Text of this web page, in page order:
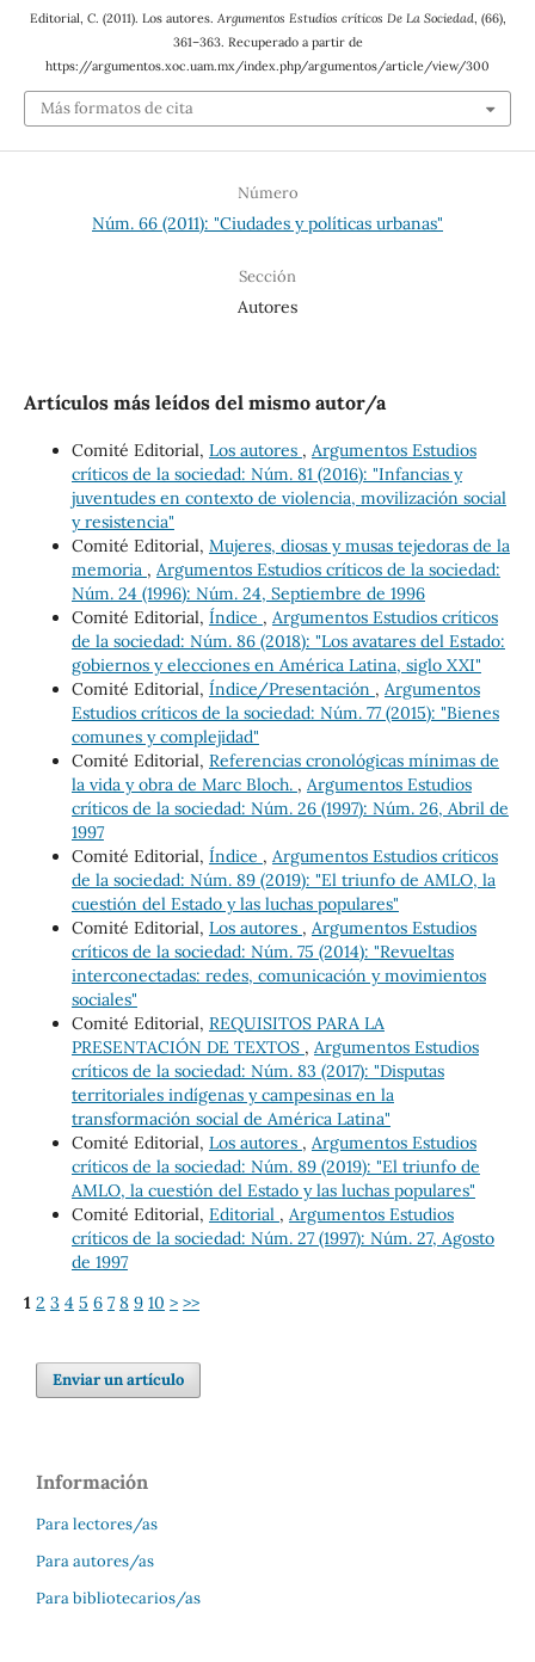
Editorial, C. (2011). Los autores. Argumentos Estudios críticos De La Sociedad, (66),
361–363. Recuperado a partir de
https://argumentos.xoc.uam.mx/index.php/argumentos/article/view/300
Más formatos de cita
Número
Núm. 66 (2011): "Ciudades y políticas urbanas"
Sección
Autores
Artículos más leídos del mismo autor/a
Comité Editorial, Los autores , Argumentos Estudios
críticos de la sociedad: Núm. 81 (2016): "Infancias y
juventudes en contexto de violencia, movilización social
y resistencia"
Comité Editorial, Mujeres, diosas y musas tejedoras de la
memoria , Argumentos Estudios críticos de la sociedad:
Núm. 24 (1996): Núm. 24, Septiembre de 1996
Comité Editorial, Índice , Argumentos Estudios críticos
de la sociedad: Núm. 86 (2018): "Los avatares del Estado:
gobiernos y elecciones en América Latina, siglo XXI"
Comité Editorial, Índice/Presentación , Argumentos
Estudios críticos de la sociedad: Núm. 77 (2015): "Bienes
comunes y complejidad"
Comité Editorial, Referencias cronológicas mínimas de
la vida y obra de Marc Bloch. , Argumentos Estudios
críticos de la sociedad: Núm. 26 (1997): Núm. 26, Abril de
1997
Comité Editorial, Índice , Argumentos Estudios críticos
de la sociedad: Núm. 89 (2019): "El triunfo de AMLO, la
cuestión del Estado y las luchas populares"
Comité Editorial, Los autores , Argumentos Estudios
críticos de la sociedad: Núm. 75 (2014): "Revueltas
interconectadas: redes, comunicación y movimientos
sociales"
Comité Editorial, REQUISITOS PARA LA
PRESENTACIÓN DE TEXTOS , Argumentos Estudios
críticos de la sociedad: Núm. 83 (2017): "Disputas
territoriales indígenas y campesinas en la
transformación social de América Latina"
Comité Editorial, Los autores , Argumentos Estudios
críticos de la sociedad: Núm. 89 (2019): "El triunfo de
AMLO, la cuestión del Estado y las luchas populares"
Comité Editorial, Editorial , Argumentos Estudios
críticos de la sociedad: Núm. 27 (1997): Núm. 27, Agosto
de 1997
1 2 3 4 5 6 7 8 9 10 > >>
Enviar un artículo
Información
Para lectores/as
Para autores/as
Para bibliotecarios/as